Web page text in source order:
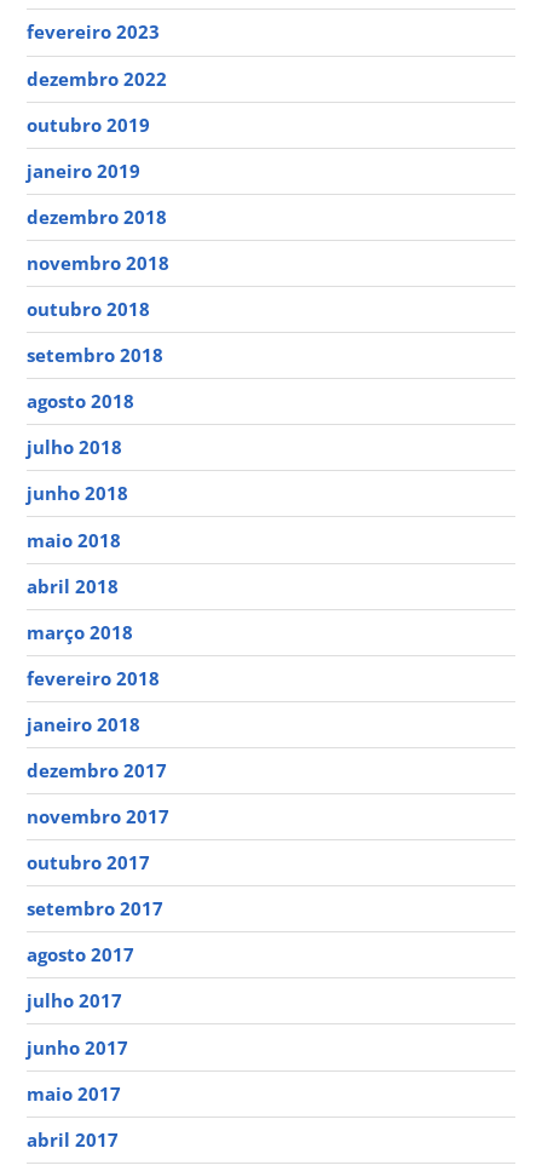
fevereiro 2023
dezembro 2022
outubro 2019
janeiro 2019
dezembro 2018
novembro 2018
outubro 2018
setembro 2018
agosto 2018
julho 2018
junho 2018
maio 2018
abril 2018
março 2018
fevereiro 2018
janeiro 2018
dezembro 2017
novembro 2017
outubro 2017
setembro 2017
agosto 2017
julho 2017
junho 2017
maio 2017
abril 2017